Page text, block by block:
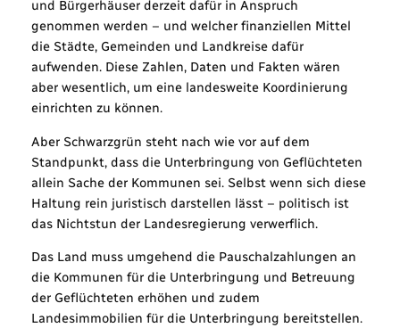
und Bürgerhäuser derzeit dafür in Anspruch
genommen werden – und welcher finanziellen Mittel
die Städte, Gemeinden und Landkreise dafür
aufwenden. Diese Zahlen, Daten und Fakten wären
aber wesentlich, um eine landesweite Koordinierung
einrichten zu können.
Aber Schwarzgrün steht nach wie vor auf dem
Standpunkt, dass die Unterbringung von Geflüchteten
allein Sache der Kommunen sei. Selbst wenn sich diese
Haltung rein juristisch darstellen lässt – politisch ist
das Nichtstun der Landesregierung verwerflich.
Das Land muss umgehend die Pauschalzahlungen an
die Kommunen für die Unterbringung und Betreuung
der Geflüchteten erhöhen und zudem
Landesimmobilien für die Unterbringung bereitstellen.